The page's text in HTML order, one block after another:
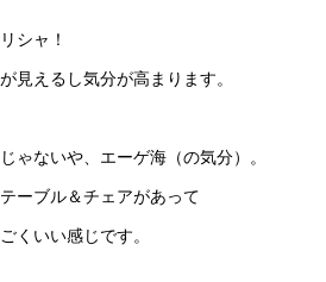
シャ！
見えるし気分が高まります。
ゃないや、エーゲ海（の気分）。
ーブル＆チェアがあって
くいい感じです。